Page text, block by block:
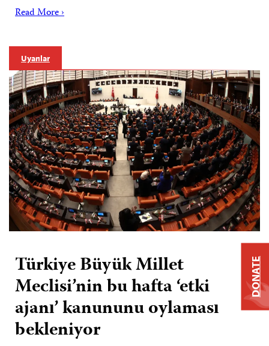
Read More ›
Uyarılar
Türkiye Büyük Millet
Meclisi’nin bu hafta ‘etki
ajanı’ kanununu oylaması
bekleniyor
DONATE